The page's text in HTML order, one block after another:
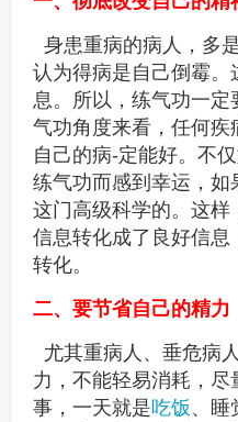
身患重病的病人，多
认为得病是自己倒霉
息。所以，练气功一
气功角度来看，任何
自己的病-定能好。不
练气功而感到幸运，
这门高级科学的。这样
信息转化成了良好信
转化。
二、要节省自己的精力
尤其重病人、垂危病
力，不能轻易消耗，尽
事，一天就是吃饭 、睡